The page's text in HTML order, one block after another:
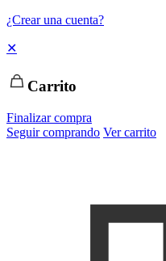
¿Crear una cuenta?
✕
Carrito
Finalizar compra
Seguir comprando Ver carrito